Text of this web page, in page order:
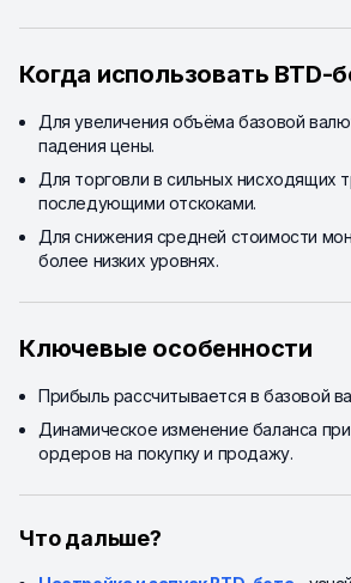
Когда использовать BTD-
Для увеличения объёма базовой
падения цены.
Для торговли в сильных нисходящих
последующими отскоками.
Для снижения средней стоимости
более низких уровнях.
Ключевые особенности
Прибыль рассчитывается в базовой
Динамическое изменение баланса
ордеров на покупку и продажу.
Что дальше?